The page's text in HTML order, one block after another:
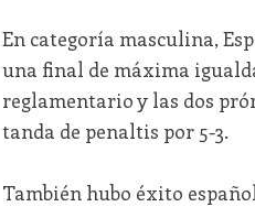
En categoría masculina,
una final de máxima
reglamentario y las dos
tanda de penaltis por 5-3.
También hubo éxito